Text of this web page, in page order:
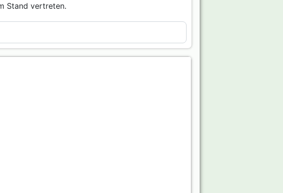
Stand vertreten.